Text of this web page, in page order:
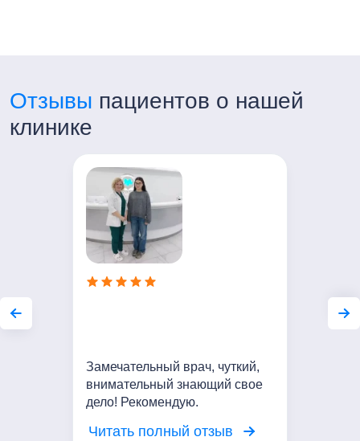
Пн-Пт с 7:00 до 21:00
Сб-Вс с 8:00 до 20:00
Отзывы пациентов о нашей
клинике
Замечательный врач, чуткий,
внимательный знающий свое
дело! Рекомендую.
Читать полный отзыв